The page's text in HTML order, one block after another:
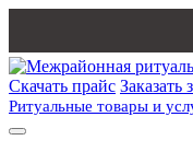
Скачать прайс Заказать
Ритуальные товары и